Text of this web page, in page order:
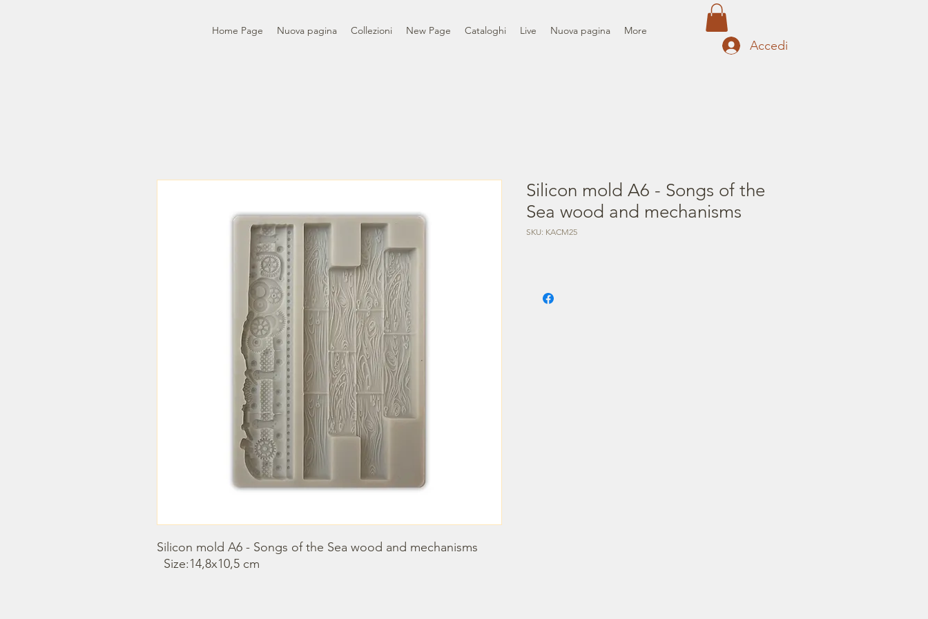
Home Page Nuova pagina Collezioni New Page Cataloghi Live Nuova pagina More
Accedi
Silicon mold A6 - Songs of the Sea wood and mechanisms
  Size:14,8x10,5 cm
Silicon mold A6 - Songs of the
Sea wood and mechanisms
SKU: KACM25